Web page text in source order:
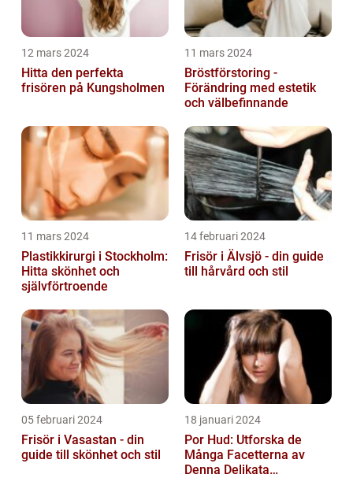
12 mars 2024
Hitta den perfekta
frisören på Kungsholmen
11 mars 2024
Bröstförstoring -
Förändring med estetik
och välbefinnande
11 mars 2024
Plastikkirurgi i Stockholm:
Hitta skönhet och
självförtroende
14 februari 2024
Frisör i Älvsjö - din guide
till hårvård och stil
05 februari 2024
Frisör i Vasastan - din
guide till skönhet och stil
18 januari 2024
Por Hud: Utforska de
Många Facetterna av
Denna Delikata